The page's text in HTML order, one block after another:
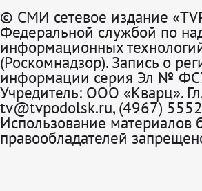
© СМИ сетевое издание
Федеральной службой по
информационных
(Роскомнадзор). Запись о
информации серия Эл №
Учредитель: ООО «Кварц».
tv@tvpodolsk.ru, (4967)
Использование материалов
правообладателей